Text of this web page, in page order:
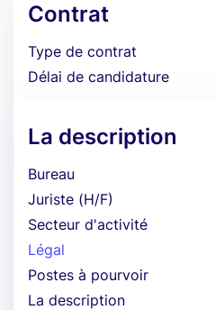
Contrat
Type de contrat
Délai de candidature
La description
Bureau
Juriste (H/F)
Secteur d'activité
Légal
Postes à pourvoir
La description